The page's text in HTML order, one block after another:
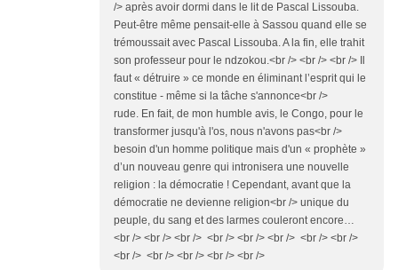
/> après avoir dormi dans le lit de Pascal Lissouba.
Peut-être même pensait-elle à Sassou quand elle se
trémoussait avec Pascal Lissouba. A la fin, elle trahit
son professeur pour le ndzokou.<br /> <br /> <br /> Il
faut « détruire » ce monde en éliminant l’esprit qui le
constitue - même si la tâche s'annonce<br />
rude. En fait, de mon humble avis, le Congo, pour le
transformer jusqu'à l'os, nous n'avons pas<br />
besoin d'un homme politique mais d'un « prophète »
d’un nouveau genre qui intronisera une nouvelle
religion : la démocratie ! Cependant, avant que la
démocratie ne devienne religion<br /> unique du
peuple, du sang et des larmes couleront encore…
<br /> <br /> <br /> <br /> <br /> <br /> <br /> <br />
<br /> <br /> <br /> <br /> <br />